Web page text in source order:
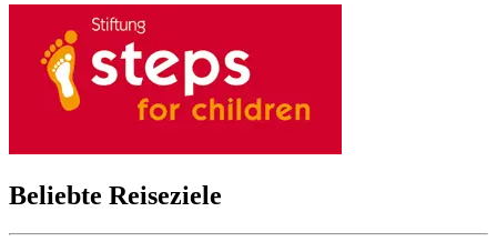
Beliebte Reiseziele